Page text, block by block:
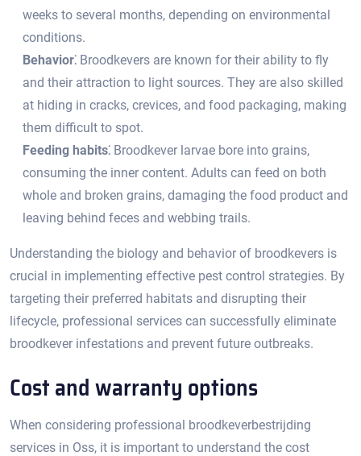
weeks to several months, depending on environmental
conditions.​
Behavior⁚ Broodkevers are known for their ability to fly
and their attraction to light sources. They are also skilled
at hiding in cracks, crevices, and food packaging, making
them difficult to spot.​
Feeding habits⁚ Broodkever larvae bore into grains,
consuming the inner content.​ Adults can feed on both
whole and broken grains, damaging the food product and
leaving behind feces and webbing trails.​
Understanding the biology and behavior of broodkevers is
crucial in implementing effective pest control strategies.​ By
targeting their preferred habitats and disrupting their
lifecycle, professional services can successfully eliminate
broodkever infestations and prevent future outbreaks.​
Cost and warranty options
When considering professional broodkeverbestrijding
services in Oss, it is important to understand the cost